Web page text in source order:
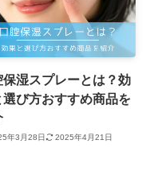
保湿スプレーとは？効
選び方おすすめ商品を
年3月28日 2025年4月21日